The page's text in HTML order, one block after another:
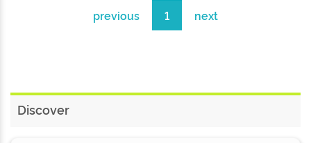
previous 1 next
Discover